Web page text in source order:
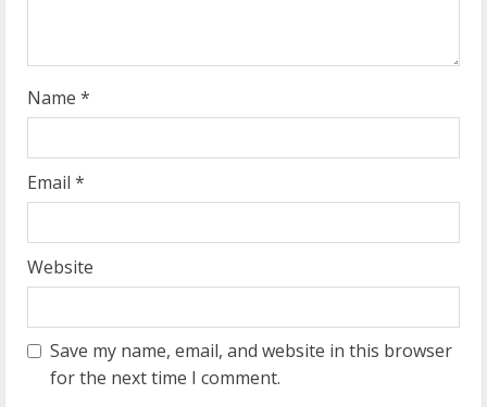
g
Name *
Email *
Website
Save my name, email, and website in this browser
for the next time I comment.